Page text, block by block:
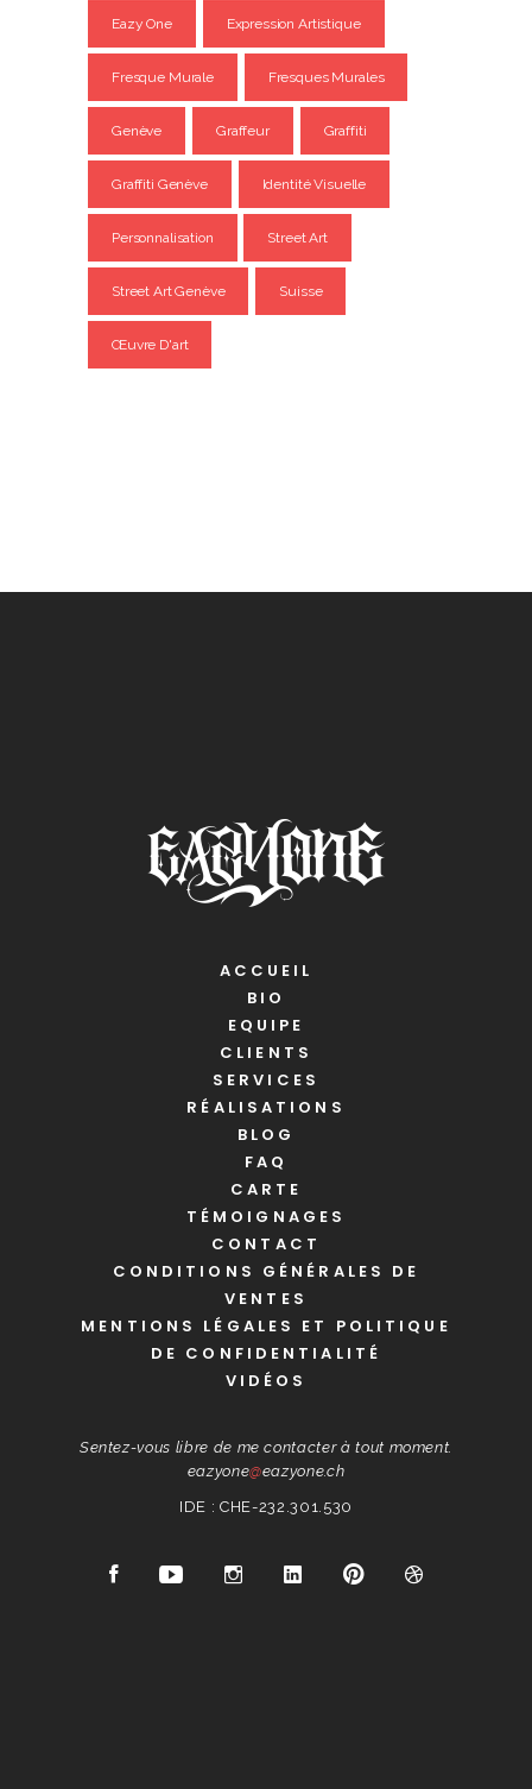
Eazy One Expression Artistique
Fresque Murale Fresques Murales
Genève Graffeur Graffiti
Graffiti Genève Identité Visuelle
Personnalisation Street Art
Street Art Genève Suisse
Œuvre D'art
ACCUEIL
BIO
EQUIPE
CLIENTS
SERVICES
RÉALISATIONS
BLOG
FAQ
CARTE
TÉMOIGNAGES
CONTACT
CONDITIONS GÉNÉRALES DE
VENTES
MENTIONS LÉGALES ET POLITIQUE
DE CONFIDENTIALITÉ
VIDÉOS
Sentez-vous libre de me contacter à tout moment.
eazyone@eazyone.ch
IDE : CHE-232.301.530